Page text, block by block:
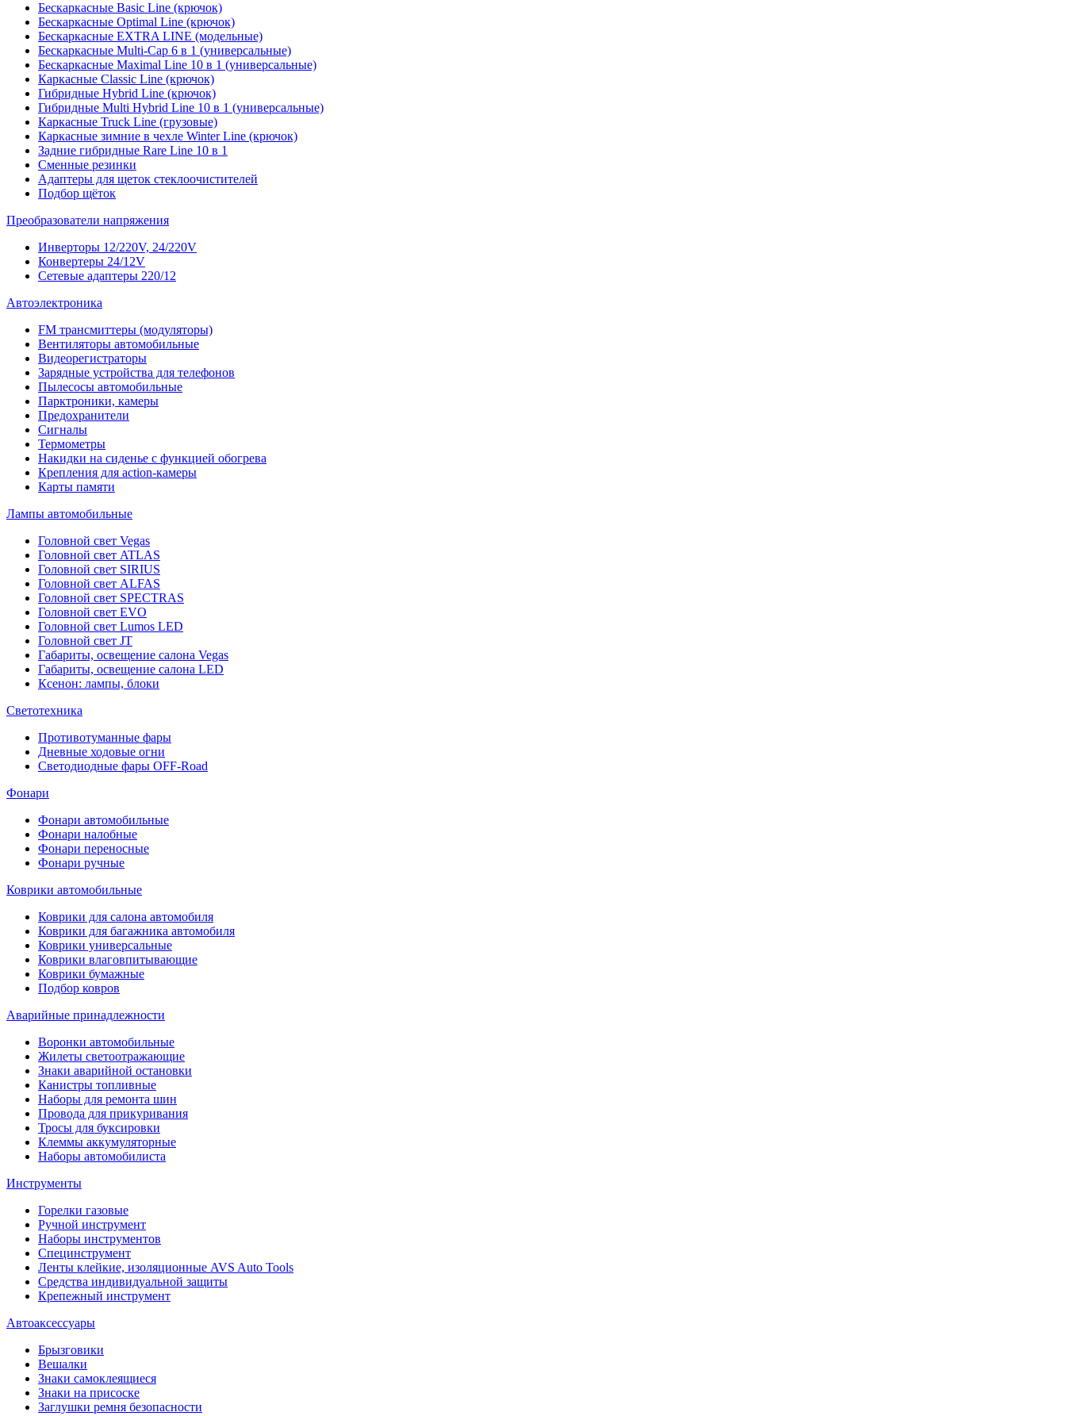
Бескаркасные Basic Line (крючок)
Бескаркасные Optimal Line (крючок)
Бескаркасные EXTRA LINE (модельные)
Бескаркасные Multi-Cap 6 в 1 (универсальные)
Бескаркасные Maximal Line 10 в 1 (универсальные)
Каркасные Classic Line (крючок)
Гибридные Hybrid Line (крючок)
Гибридные Multi Hybrid Line 10 в 1 (универсальные)
Каркасные Truck Line (грузовые)
Каркасные зимние в чехле Winter Line (крючок)
Задние гибридные Rare Line 10 в 1
Сменные резинки
Адаптеры для щеток стеклоочистителей
Подбор щёток
Преобразователи напряжения
Инверторы 12/220V, 24/220V
Конвертеры 24/12V
Сетевые адаптеры 220/12
Автоэлектроника
FM трансмиттеры (модуляторы)
Вентиляторы автомобильные
Видеорегистраторы
Зарядные устройства для телефонов
Пылесосы автомобильные
Парктроники, камеры
Предохранители
Сигналы
Термометры
Накидки на сиденье с функцией обогрева
Крепления для action-камеры
Карты памяти
Лампы автомобильные
Головной свет Vegas
Головной свет ATLAS
Головной свет SIRIUS
Головной свет ALFAS
Головной свет SPECTRAS
Головной свет EVO
Головной свет Lumos LED
Головной свет JT
Габариты, освещение салона Vegas
Габариты, освещение салона LED
Ксенон: лампы, блоки
Светотехника
Противотуманные фары
Дневные ходовые огни
Светодиодные фары OFF-Road
Фонари
Фонари автомобильные
Фонари налобные
Фонари переносные
Фонари ручные
Коврики автомобильные
Коврики для салона автомобиля
Коврики для багажника автомобиля
Коврики универсальные
Коврики влаговпитывающие
Коврики бумажные
Подбор ковров
Аварийные принадлежности
Воронки автомобильные
Жилеты светоотражающие
Знаки аварийной остановки
Канистры топливные
Наборы для ремонта шин
Провода для прикуривания
Тросы для буксировки
Клеммы аккумуляторные
Наборы автомобилиста
Инструменты
Горелки газовые
Ручной инструмент
Наборы инструментов
Специнструмент
Ленты клейкие, изоляционные AVS Auto Tools
Средства индивидуальной защиты
Крепежный инструмент
Автоаксессуары
Брызговики
Вешалки
Знаки самоклеящиеся
Знаки на присоске
Заглушки ремня безопасности